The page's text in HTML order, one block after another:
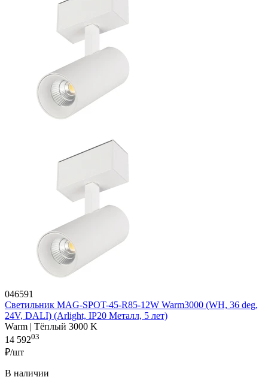
046591
Светильник MAG-SPOT-45-R85-12W Warm3000 (WH, 36 deg,
24V, DALI) (Arlight, IP20 Металл, 5 лет)
Warm | Тёплый 3000 K
14 59203
₽/шт
В наличии